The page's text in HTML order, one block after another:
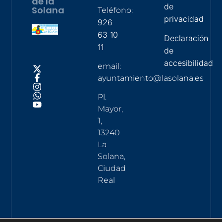
Solana Teléfono:
926
63 10
11
email:
ayuntamiento@lasolana.es
Pl.
Mayor,
1,
13240
La
Solana,
Ciudad
Real
de
privacidad
Declaración
de
accesibilidad